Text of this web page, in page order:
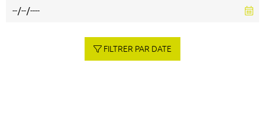
FILTRER PAR DATE